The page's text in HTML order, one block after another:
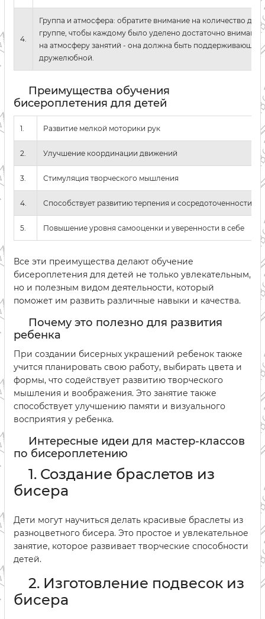
4.
Группа и атмосфера: обратите внимание на количество
группе, чтобы каждому было уделено достаточно
на атмосферу занятий - она должна быть поддерживающей
дружелюбной.
Преимущества обучения
бисероплетения для детей
1. Развитие мелкой моторики рук
2. Улучшение координации движений
3. Стимуляция творческого мышления
4. Способствует развитию терпения и сосредоточенности
5. Повышение уровня самооценки и уверенности в себе
Все эти преимущества делают обучение
бисероплетения для детей не только увлекательным,
но и полезным видом деятельности, который
поможет им развить различные навыки и качества.
Почему это полезно для развития
ребенка
При создании бисерных украшений ребенок также
учится планировать свою работу, выбирать цвета и
формы, что содействует развитию творческого
мышления и воображения. Это занятие также
способствует улучшению памяти и визуального
восприятия у ребенка.
Интересные идеи для мастер-классов
по бисероплетению
1. Создание браслетов из
бисера
Дети могут научиться делать красивые браслеты из
разноцветного бисера. Это простое и увлекательное
занятие, которое развивает творческие способности
детей.
2. Изготовление подвесок из
бисера